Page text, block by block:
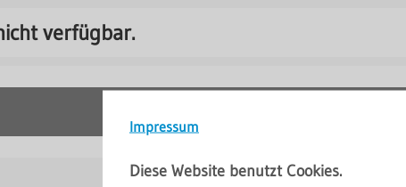
Impressum
Diese Website benutzt Cookies.
verfügbar.